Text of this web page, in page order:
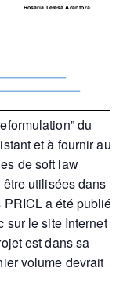
du
et à fournir au
de soft law
utilisées dans
a été publié
sur le site Internet
est dans sa
volume devrait